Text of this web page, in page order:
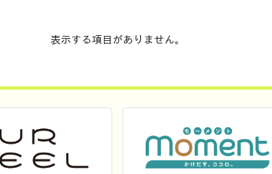
表示する項目がありません。